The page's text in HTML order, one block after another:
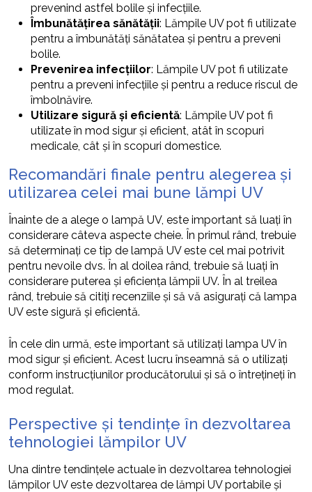
prevenind astfel bolile și infecțiile.
Îmbunătățirea sănătății: Lămpile UV pot fi utilizate
pentru a îmbunătăți sănătatea și pentru a preveni
bolile.
Prevenirea infecțiilor: Lămpile UV pot fi utilizate
pentru a preveni infecțiile și pentru a reduce riscul de
îmbolnăvire.
Utilizare sigură și eficientă: Lămpile UV pot fi
utilizate în mod sigur și eficient, atât în scopuri
medicale, cât și în scopuri domestice.
Recomandări finale pentru alegerea și
utilizarea celei mai bune lămpi UV
Înainte de a alege o lampă UV, este important să luați în
considerare câteva aspecte cheie. În primul rând, trebuie
să determinați ce tip de lampă UV este cel mai potrivit
pentru nevoile dvs. În al doilea rând, trebuie să luați în
considerare puterea și eficiența lămpii UV. În al treilea
rând, trebuie să citiți recenziile și să vă asigurați că lampa
UV este sigură și eficientă.
În cele din urmă, este important să utilizați lampa UV în
mod sigur și eficient. Acest lucru înseamnă să o utilizați
conform instrucțiunilor producătorului și să o întrețineți în
mod regulat.
Perspective și tendințe în dezvoltarea
tehnologiei lămpilor UV
Una dintre tendințele actuale în dezvoltarea tehnologiei
lămpilor UV este dezvoltarea de lămpi UV portabile și